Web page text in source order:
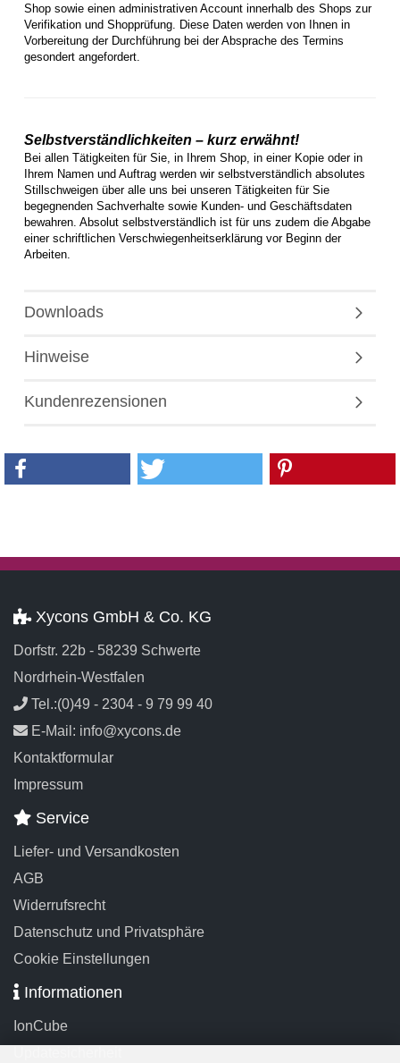
Shop sowie einen administrativen Account innerhalb des Shops zur
Verifikation und Shopprüfung. Diese Daten werden von Ihnen in
Vorbereitung der Durchführung bei der Absprache des Termins
gesondert angefordert.
Selbstverständlichkeiten – kurz erwähnt!
Bei allen Tätigkeiten für Sie, in Ihrem Shop, in einer Kopie oder in
Ihrem Namen und Auftrag werden wir selbstverständlich absolutes
Stillschweigen über alle uns bei unseren Tätigkeiten für Sie
begegnenden Sachverhalte sowie Kunden- und Geschäftsdaten
bewahren. Absolut selbstverständlich ist für uns zudem die Abgabe
einer schriftlichen Verschwiegenheitserklärung vor Beginn der
Arbeiten.
Downloads
Hinweise
Kundenrezensionen
Xycons GmbH & Co. KG
Dorfstr. 22b - 58239 Schwerte
Nordrhein-Westfalen
Tel.:(0)49 - 2304 - 9 79 99 40
E-Mail: info@xycons.de
Kontaktformular
Impressum
Service
Liefer- und Versandkosten
AGB
Widerrufsrecht
Datenschutz und Privatsphäre
Cookie Einstellungen
Informationen
IonCube